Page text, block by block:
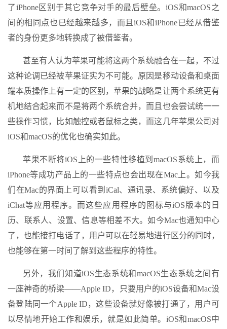
了iPhone区别于其它竞争对手的最后壁垒。iOS和macOS之
间的相同点也已经越来越多，而且iOS和iPhone已经从借鉴
者的身份更多地转换成了被借鉴者。
甚至有人认为苹果可能将这两个系统融合在一起，不过
这种论调已经被苹果证实为不可能。原因是移动设备和桌面
端本质操作上有一定的区别，苹果的战略是让两个系统更有
机地结合起来而不是将两个系统合并，而且也会尝试统一一
些操作习惯，比如触控或者鼠标之类，而这几年苹果公司对
iOS和macOS的优化也确实如此。
苹果不断将iOS上的一些特性移植到macOS系统上，而
iPhone等成功产品上的一些特点也会出现在Mac上。如今我
们在Mac的界面上可以看到iCal、通讯录、系统偏好、以及
iChat等应用程序。而这些应用程序的图标与iOS版本的日
历、联系人、设置、信息等相差不大。如今Mac也通知中心
了，也能接打电话了，用户可以在轻易地进行区分的同时，
也能够在第一时间了解到这些程序的特性。
另外，我们知道iOS生态系统和macOS生态系统之间有
一座神奇的桥梁——Apple ID，只要用户的iOS设备和Mac设
备登陆同一个Apple ID，这些设备就好像被打通了，用户可
以尽情地开始工作和娱乐，就是如此简单。iOS和macOS中